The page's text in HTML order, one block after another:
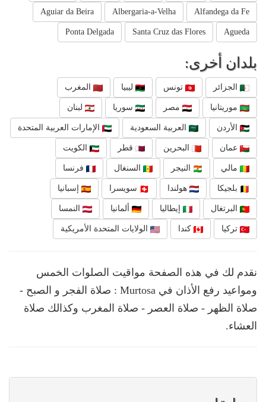
Alfandega da Fe
Albergaria-a-Velha
Aguiar da Beira
Agueda
Santa Cruz das Flores
Ponta Delgada
بلدان أخرى:
الجزائر تونس ليبيا المغرب
موريتانيا مصر سوريا لبنان
الأردن العربية السعودية الإمارات العربية المتحدة
عمان البحرين قطر الكويت
مالي النيجر السنغال فرنسا
بلجيكا هولندا سويسرا إسبانيا
البرتغال إيطاليا ألمانيا النمسا
تركيا كندا الولايات المتحدة الأمريكية
نقدم لك في هذه الصفحة مواقيت الصلوات الخمس
ومواعيد رفع الأذان في Murtosa : صلاة الفجر و الصبح -
صلاة الظهر - صلاة العصر - صلاة المغرب وكذالك صلاة
العشاء.